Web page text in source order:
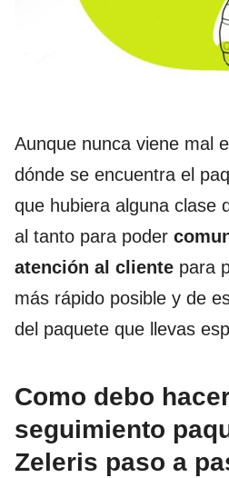
Aunque nunca viene mal
dónde se encuentra el
que hubiera alguna clase
al tanto para poder
atención al cliente para
más rápido posible y de
del paquete que llevas
Como debo
seguimiento
Zeleris paso a